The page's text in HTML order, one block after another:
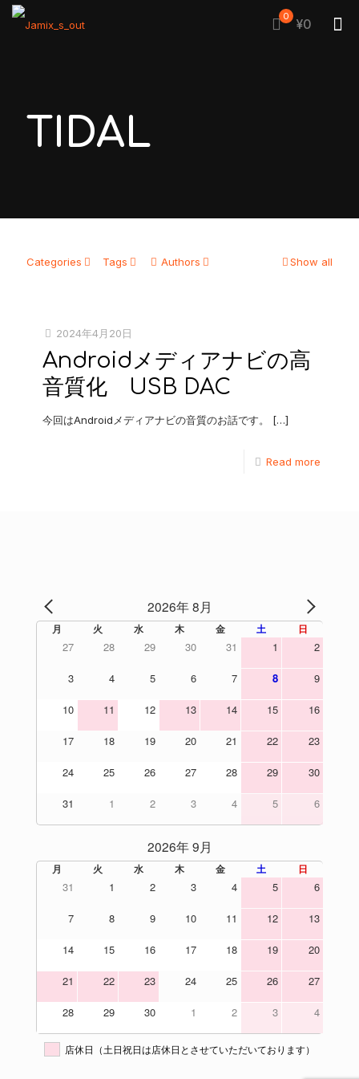
0 ¥0
TIDAL
Categories Tags Authors Show all
2024年4月20日
Androidメディアナビの高
音質化 USB DAC
今回はAndroidメディアナビの音質のお話です。 […]
Read more
2026年 8月 NEXT
月 火 水 木 金 土 日
27 28 29 30 31 1 2
3 4 5 6 7 8 9
10 11 12 13 14 15 16
17 18 19 20 21 22 23
24 25 26 27 28 29 30
31 1 2 3 4 5 6
2026年 9月
月 火 水 木 金 土 日
31 1 2 3 4 5 6
7 8 9 10 11 12 13
14 15 16 17 18 19 20
21 22 23 24 25 26 27
28 29 30 1 2 3 4
店休日（土日祝日は店休日とさせていただいております）